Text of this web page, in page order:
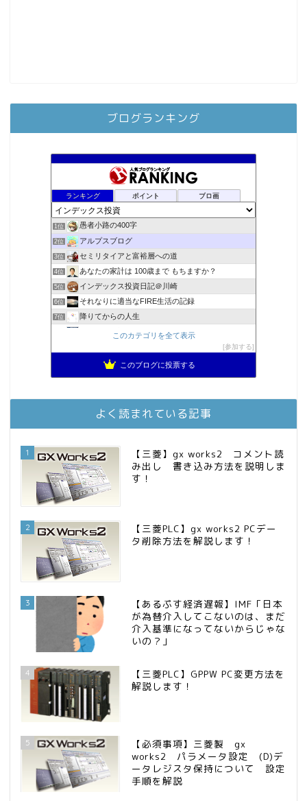
ブログランキング
ランキング ポイント ブロ画
1位 愚者小路の400字
2位 アルプスブログ
3位 セミリタイアと富裕層への道
4位 あなたの家計は 100歳まで もちますか？
5位 インデックス投資日記＠川崎
6位 それなりに適当なFIRE生活の記録
7位 降りてからの人生
2023年(46歳)FIRE！！！＠20XX年FIRE！！！
3階建ての資産形成
11位 スパコンSEが効率的投資で一家セミリタイアするブログ
庶民的家族がインデックス投資でセミリタイア目指してみた
このカテゴリを全て表示
参加する
このブログに投票する
よく読まれている記事
1
【三菱】gx works2 コメント読
み出し 書き込み方法を説明しま
す！
2
【三菱PLC】gx works2 PCデー
タ削除方法を解説します！
3
【あるぷす経済遅報】IMF「日本
が為替介入してこないのは、まだ
介入基準になってないからじゃな
いの？」
4
【三菱PLC】GPPW PC変更方法を
解説します！
5
【必須事項】三菱製 gx
works2 パラメータ設定 (D)デ
ータレジスタ保持について 設定
手順を解説